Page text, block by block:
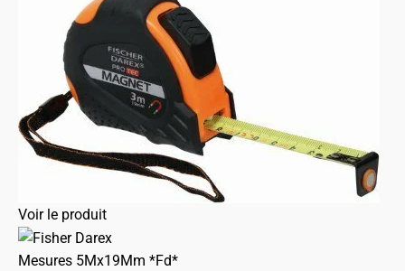
Voir le produit
Mesures 5Mx19Mm *Fd*